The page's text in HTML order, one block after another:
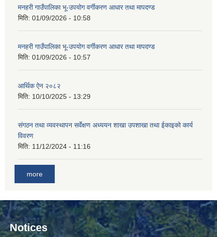
मनहरी गाउँपालिका भू-उपयोग वर्गीकरण आधार तथा मापदण्ड
मिति: 01/09/2026 - 10:58
मनहरी गाउँपालिका भू-उपयोग वर्गीकरण आधार तथा मापदण्ड
मिति: 01/09/2026 - 10:57
आर्थिक ऐन २०८२
मिति: 10/10/2025 - 13:29
संगठन तथा व्यवस्थापन सर्वेक्षण अध्ययन शाखा उपशाखा तथा ईकाइको कार्य
विवरण
मिति: 11/12/2024 - 11:16
more
Notices